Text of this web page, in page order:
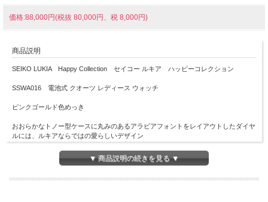
価格:88,000円(税抜 80,000円、税 8,000円)
商品説明
SEIKO LUKIA Happy Collection セイコー ルキア ハッピーコレクション
SSWA016 電池式 クオーツ レディース ウォッチ
ピンクゴールド色めっき
おおらかなトノー型ケースに丸みのあるアラビアフォントをレイアウトしたダイヤ
ルには、ルキアならではの愛らしいデザイン
ケースにセッティングしたラボゴロウン・ダイヤモンドは流れるようなアシンメト
リーのレイアウトで、アラビア数字のインデックスと調和して、時間を見るたびに
▼ 商品説明の続きを見る ▼